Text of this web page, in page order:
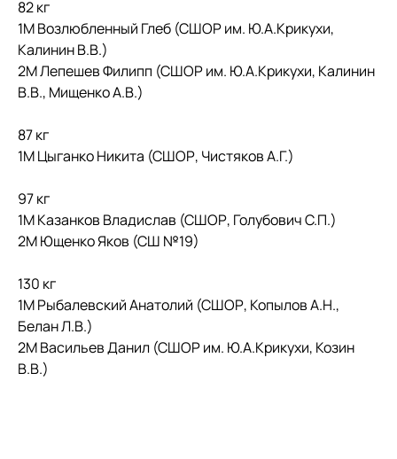
82 кг
1М Возлюбленный Глеб (СШОР им. Ю.А.Крикухи,
Калинин В.В.)
2М Лепешев Филипп (СШОР им. Ю.А.Крикухи, Калинин
В.В., Мищенко А.В.)
87 кг
1М Цыганко Никита (СШОР, Чистяков А.Г.)
97 кг
1М Казанков Владислав (СШОР, Голубович С.П.)
2М Ющенко Яков (СШ №19)
130 кг
1М Рыбалевский Анатолий (СШОР, Копылов А.Н.,
Белан Л.В.)
2М Васильев Данил (СШОР им. Ю.А.Крикухи, Козин
В.В.)